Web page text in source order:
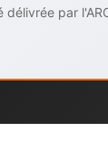
par